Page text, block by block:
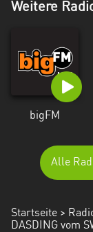
Weitere
bigFM
Alle
Startseite >
DASDING vom